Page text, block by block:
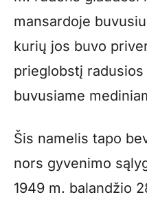
mansardoje
kurių jos buvo
prieglobstį
buvusiame
Šis namelis tapo
nors gyvenimo
1949 m. balandžio